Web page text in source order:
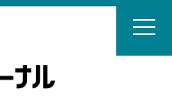
DOWAエコジ